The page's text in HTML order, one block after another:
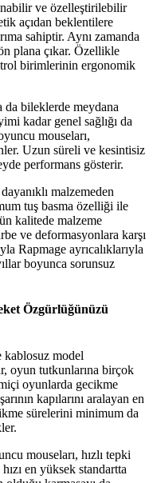
ve özelleştirilebilir
açıdan beklentilere
sahiptir. Aynı zamanda
plana çıkar. Özellikle
birimlerinin ergonomik
da bileklerde meydana
kadar genel sağlığı da
mouseları,
Uzun süreli ve kesintisiz
performans gösterir.
malzemeden
tuş basma özelliği ile
kalitede malzeme
ve deformasyonlara karşı
Rapmage ayrıcalıklarıyla
boyunca sorunsuz
Özgürlüğünüzü
kablosuz model
oyun tutkunlarına birçok
oyunlarda gecikme
kapılarını aralayan en
sürelerini minimum da
mouseları, hızlı tepki
en yüksek standartta